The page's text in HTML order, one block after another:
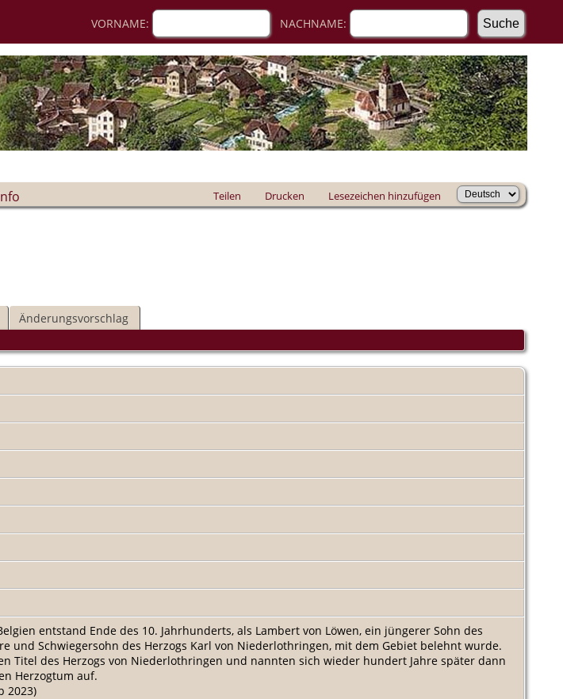
VORNAME: NACHNAME:
Teilen Drucken Lesezeichen hinzufügen
Änderungsvorschlag
entstand Ende des 10. Jahrhunderts, als Lambert von Löwen, ein jüngerer Sohn des
und Schwiegersohn des Herzogs Karl von Niederlothringen, mit dem Gebiet belehnt wurde.
Titel des Herzogs von Niederlothringen und nannten sich wieder hundert Jahre später dann
Herzogtum auf.
2023)